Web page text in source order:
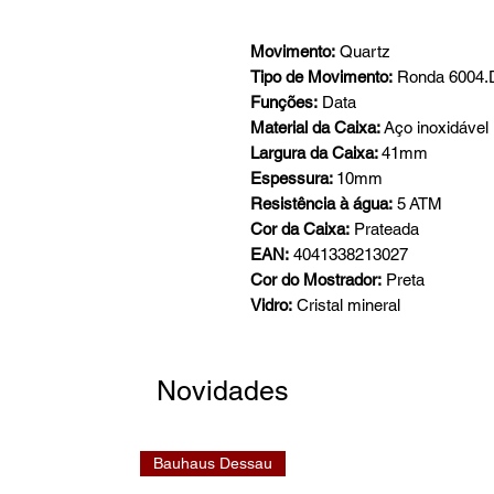
Movimento: Quartz
Tipo de Movimento: Ronda
Funções: Data
Material da Caixa:Aço inoxidável
Largura da Caixa:41mm
Espessura: 10mm
Resistência à água: 5 ATM
Cor da Caixa: Prateada
EAN: 4041338213027
Cor do Mostrador: Preta
Vidro: Cristal mineral
Novidades
Bauhaus Dessau